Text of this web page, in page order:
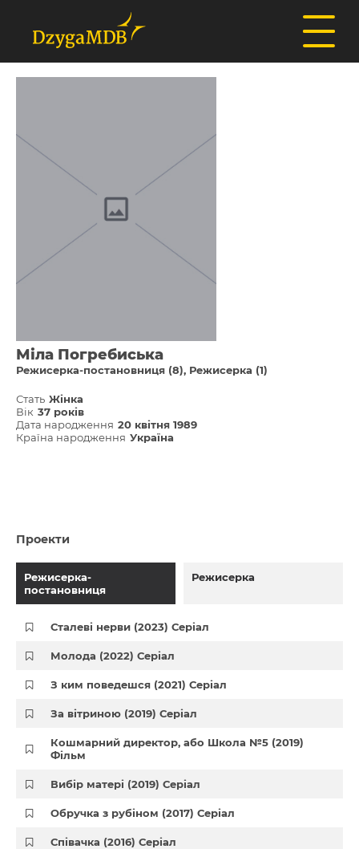
Міла Погребиська
Режисерка-постановниця (8) Режисерка (1)
Стать Жінка
Вік 37 років
Дата народження 20 квітня 1989
Країна народження Україна
Проекти
Режисерка-
постановниця
Режисерка
Сталеві нерви (2023) Серіал
Молода (2022) Серіал
З ким поведешся (2021) Серіал
За вітриною (2019) Серіал
Кошмарний директор, або Школа №5 (2019)
Фільм
Вибір матері (2019) Серіал
Обручка з рубіном (2017) Серіал
Співачка (2016) Серіал